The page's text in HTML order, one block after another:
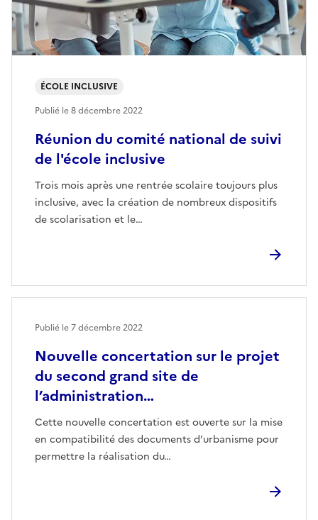
Réunion du comité national de suivi
de l'école inclusive
Trois mois après une rentrée scolaire toujours plus
inclusive, avec la création de nombreux dispositifs
de scolarisation et le…
ÉCOLE INCLUSIVE
Publié le8 décembre 2022
Nouvelle concertation sur le projet
du second grand site de
l’administration…
Cette nouvelle concertation est ouverte sur la mise
en compatibilité des documents d’urbanisme pour
permettre la réalisation du…
Publié le7 décembre 2022